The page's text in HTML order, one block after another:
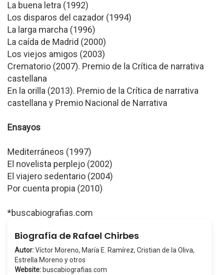
La buena letra (1992)
Los disparos del cazador (1994)
La larga marcha (1996)
La caída de Madrid (2000)
Los viejos amigos (2003)
Crematorio (2007). Premio de la Crítica de narrativa
castellana
En la orilla (2013). Premio de la Crítica de narrativa
castellana y Premio Nacional de Narrativa
Ensayos
Mediterráneos (1997)
El novelista perplejo (2002)
El viajero sedentario (2004)
Por cuenta propia (2010)
*buscabiografias.com
Biografía de Rafael Chirbes
Autor:Víctor Moreno, María E. Ramírez, Cristian de la Oliva,
Estrella Moreno y otros
Website: buscabiografias.com